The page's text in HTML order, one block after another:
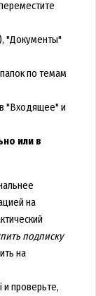
"Документы"
по темам
"Входящее" и
или в
на
подписку
на
и проверьте,